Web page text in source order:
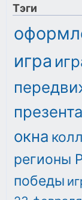
Тэги
игра
окна
регионы
победы